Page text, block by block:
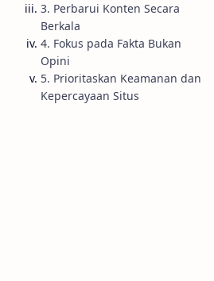
Saya sering melihat banyak
Mereka membuat konten tanpa
Padahal, Google melihat setiap
3. Perbarui Konten Secara
Berkala
4. Fokus pada Fakta Bukan
Opini
5. Prioritaskan Keamanan dan
Kepercayaan Situs